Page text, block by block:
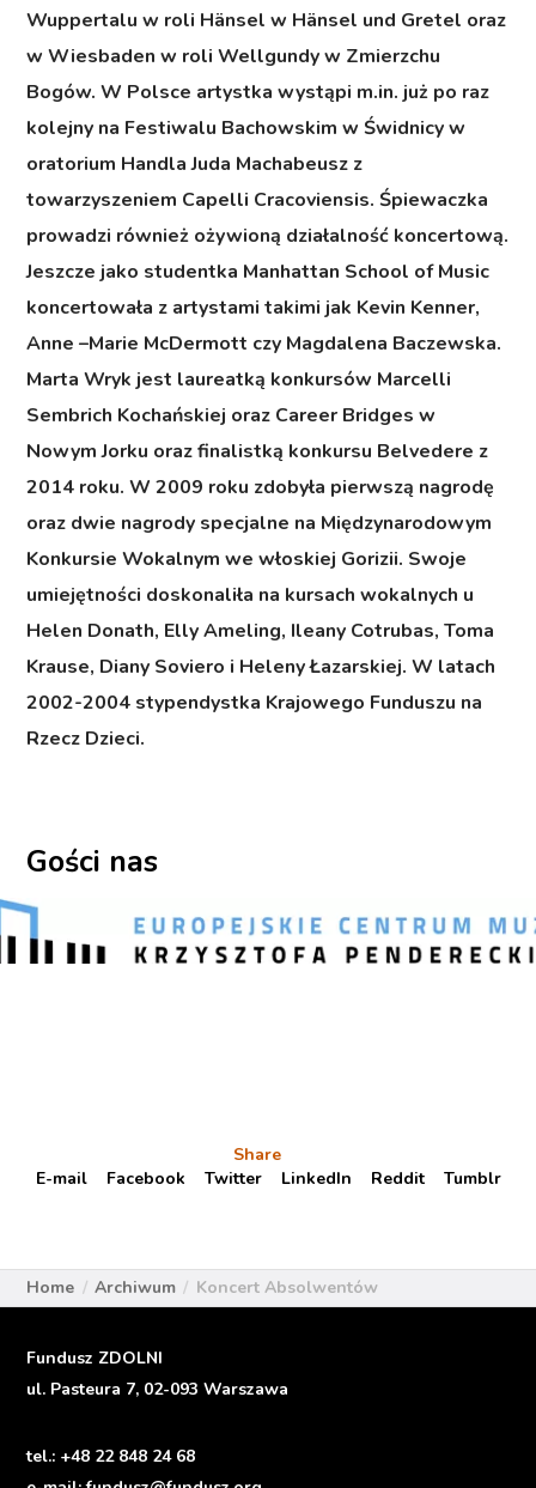
Wuppertalu w roli Hänsel w Hänsel und Gretel oraz
w Wiesbaden w roli Wellgundy w Zmierzchu
Bogów. W Polsce artystka wystąpi m.in. już po raz
kolejny na Festiwalu Bachowskim w Świdnicy w
oratorium Handla Juda Machabeusz z
towarzyszeniem Capelli Cracoviensis. Śpiewaczka
prowadzi również ożywioną działalność koncertową.
Jeszcze jako studentka Manhattan School of Music
koncertowała z artystami takimi jak Kevin Kenner,
Anne –Marie McDermott czy Magdalena Baczewska.
Marta Wryk jest laureatką konkursów Marcelli
Sembrich Kochańskiej oraz Career Bridges w
Nowym Jorku oraz finalistką konkursu Belvedere z
2014 roku. W 2009 roku zdobyła pierwszą nagrodę
oraz dwie nagrody specjalne na Międzynarodowym
Konkursie Wokalnym we włoskiej Gorizii. Swoje
umiejętności doskonaliła na kursach wokalnych u
Helen Donath, Elly Ameling, Ileany Cotrubas, Toma
Krause, Diany Soviero i Heleny Łazarskiej. W latach
2002-2004 stypendystka Krajowego Funduszu na
Rzecz Dzieci.
Gości nas
Share
E-mail
Facebook Twitter LinkedIn Reddit Tumblr
Home Archiwum Koncert Absolwentów
Fundusz ZDOLNI
ul. Pasteura 7, 02-093 Warszawa
tel.: +48 22 848 24 68